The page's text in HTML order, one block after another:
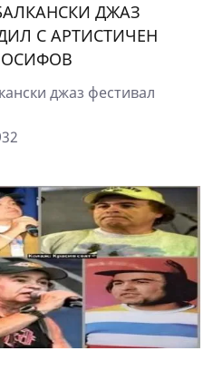
ДЖАЗ
С АРТИСТИЧЕН
джаз фестивал